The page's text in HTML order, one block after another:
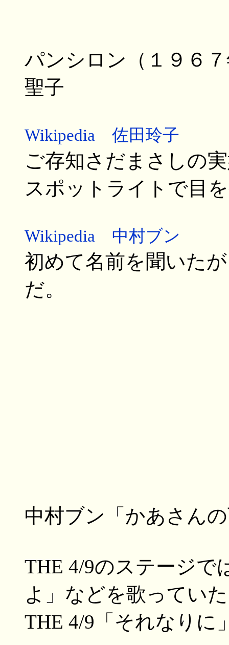
パンシロン（１９６
聖子
Wikipedia 佐田玲子
ご存知さだまさしの
スポットライトで目
Wikipedia 中村ブン
初めて名前を聞いた
だ。
中村ブン「かあさん
THE 4/9のステージで
よ」などを歌ってい
THE 4/9「それなり